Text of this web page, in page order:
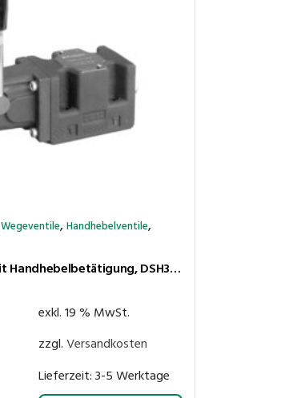
Wegeventile,Handhebelventile,
Wegeventil mit Handhebelbetätigung, DSH3-S2/11N (NG06 / CETOP 3)
exkl. 19 % MwSt.
zzgl.Versandkosten
Lieferzeit:3-5 Werktage